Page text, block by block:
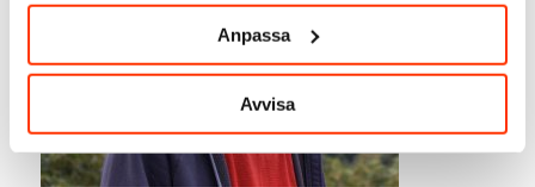
Anpassa
Avvisa
på Vimla,